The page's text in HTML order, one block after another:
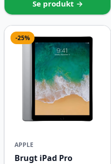
Se produkt →
-25%
APPLE
Brugt iPad Pro